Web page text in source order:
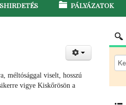
PÁLYÁZATOK
méltósággal viselt, hosszú
vigye Kiskőrösön a